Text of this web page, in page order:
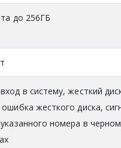
до 256ГБ
в систему, жесткий
жесткого диска,
номера в